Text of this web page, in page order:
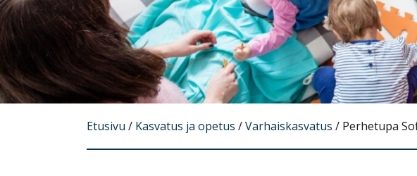
Etusivu / Kasvatus ja opetus /Varhaiskasvatus / Perhetupa